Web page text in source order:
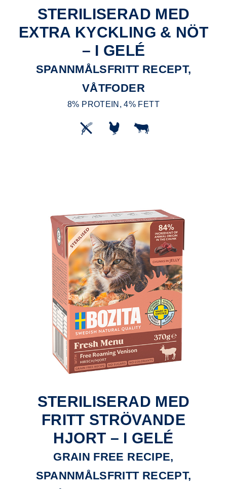
STERILISERAD MED
EXTRA KYCKLING & NÖT
– I GELÉ
SPANNMÅLSFRITT RECEPT,
VÅTFODER
8% PROTEIN, 4% FETT
STERILISERAD MED
FRITT STRÖVANDE
HJORT – I GELÉ
GRAIN FREE RECIPE,
SPANNMÅLSFRITT RECEPT,